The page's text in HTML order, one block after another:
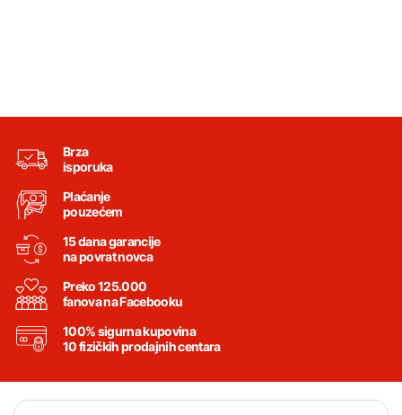
Brza
isporuka
Plaćanje
pouzećem
15 dana garancije
na povrat novca
Preko 125.000
fanova na Facebooku
100% sigurna kupovina
10 fizičkih prodajnih centara